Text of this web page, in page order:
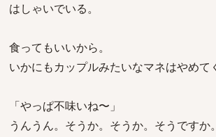
はしゃいでいる。
食ってもいいから。
いかにもカップルみたいなマネはやめて
「やっぱ不味いね〜」
うんうん。そうか。そうか。そうですか。